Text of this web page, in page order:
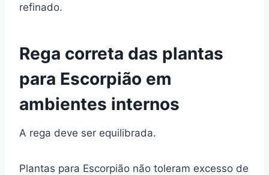
refinado.
Rega correta das plantas
para Escorpião em
ambientes internos
A rega deve ser equilibrada.
Plantas para Escorpião não toleram excesso de